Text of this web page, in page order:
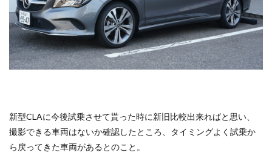
新型CLAに今後試乗させて貰った時に新旧比較出来ればと思い、
撮影できる車両はないか確認したところ、タイミングよく試乗か
ら戻ってきた車両があるとのこと。